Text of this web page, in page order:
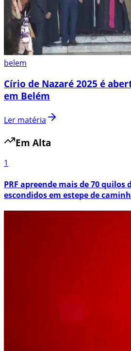
belem
Círio de Nazaré 2025 é
em Belém
Ler matéria
Em Alta
1
PRF apreende mais de 70 quilos
escondidos em estepe de